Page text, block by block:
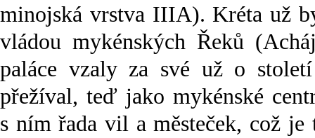
minojská vrstva IIIA). Kréta už
vládou mykénských Řeků
paláce vzaly za své už o
přežíval, teď jako mykénské
s ním řada vil a městeček, což